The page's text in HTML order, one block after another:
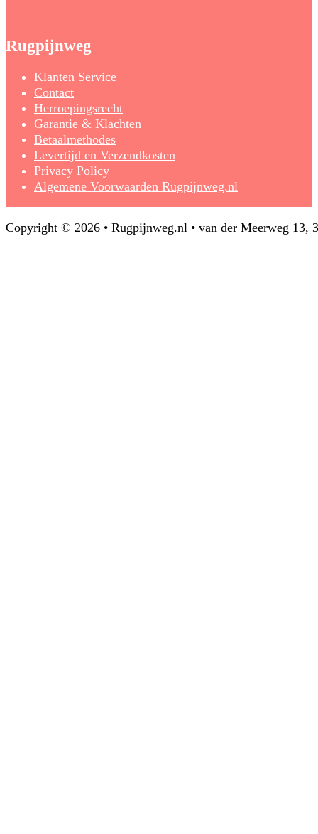
Rugpijnweg
Klanten Service
Contact
Herroepingsrecht
Garantie & Klachten
Betaalmethodes
Levertijd en Verzendkosten
Privacy Policy
Algemene Voorwaarden Rugpijnweg.nl
Copyright © 2026 • Rugpijnweg.nl • van der Meerweg